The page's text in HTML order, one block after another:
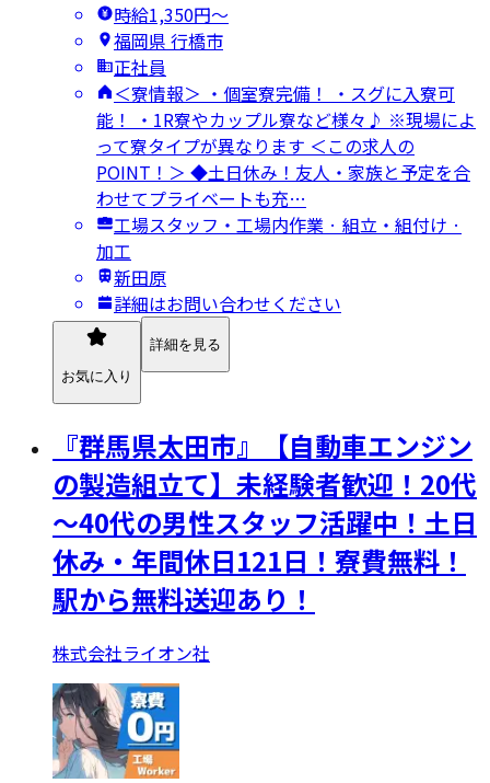
時給1,350円〜
福岡県 行橋市
正社員
＜寮情報＞ ・個室寮完備！ ・スグに入寮可
能！ ・1R寮やカップル寮など様々♪ ※現場によ
って寮タイプが異なります ＜この求人の
POINT！＞ ◆土日休み！友人・家族と予定を合
わせてプライベートも充…
工場スタッフ・工場内作業 · 組立・組付け ·
加工
新田原
詳細はお問い合わせください
お気に入り
詳細を見る
『群馬県太田市』【自動車エンジン
の製造組立て】未経験者歓迎！20代
～40代の男性スタッフ活躍中！土日
休み・年間休日121日！寮費無料！
駅から無料送迎あり！
株式会社ライオン社